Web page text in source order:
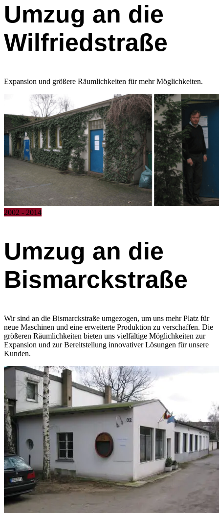
Umzug an die
Wilfriedstraße
Expansion und größere Räumlichkeiten für mehr Möglichkeiten.
2002 - 2014
Umzug an die
Bismarckstraße
Wir sind an die Bismarckstraße umgezogen, um uns mehr Platz für
neue Maschinen und eine erweiterte Produktion zu verschaffen. Die
größeren Räumlichkeiten bieten uns vielfältige Möglichkeiten zur
Expansion und zur Bereitstellung innovativer Lösungen für unsere
Kunden.